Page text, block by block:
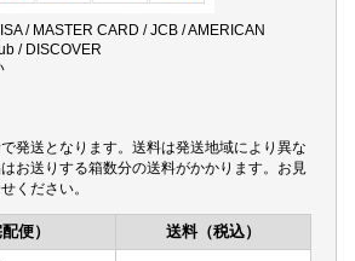
/ MASTER CARD / JCB / AMERICAN
/ DISCOVER
発送となります。送料は発送地域により異な
お送りする箱数分の送料がかかります。お見
ください。
便） 送料（税込）